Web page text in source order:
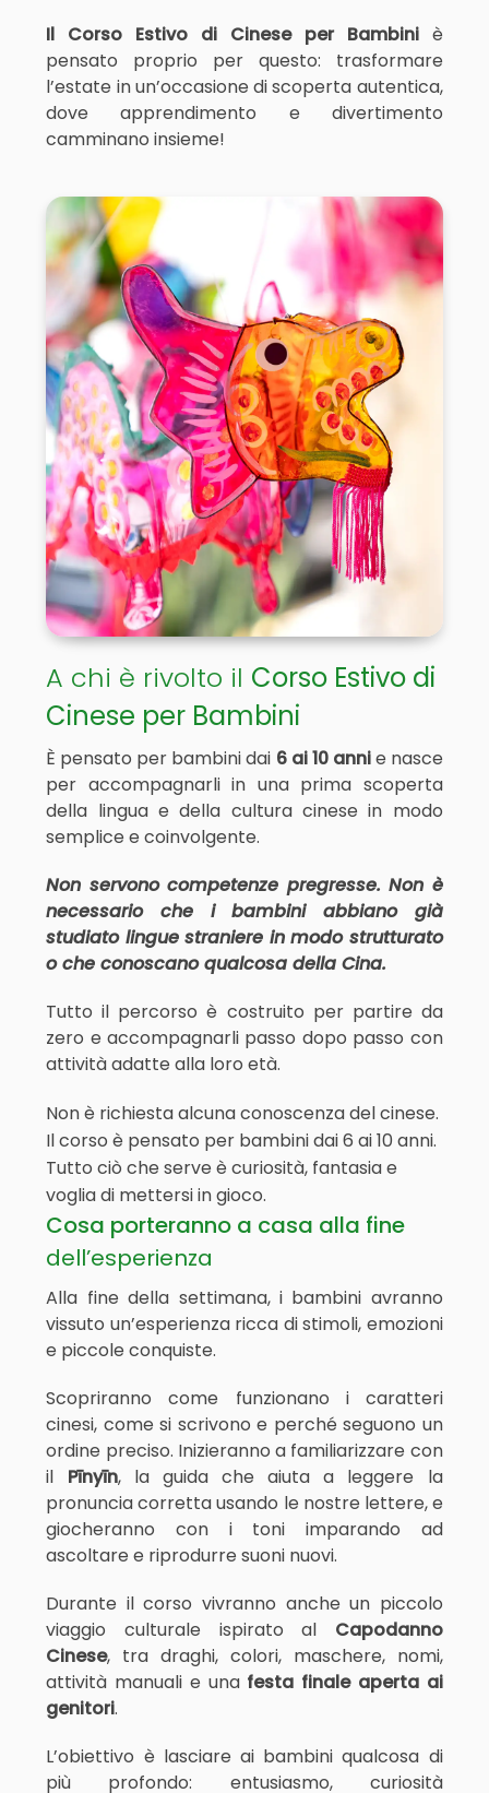
Il Corso Estivo di Cinese per Bambiniè
pensato proprio per questo: trasformare
l’estate in un’occasione di scoperta autentica,
dove apprendimento e divertimento
camminano insieme!
A chi è rivolto il Corso Estivo di
Cinese per Bambini
È pensato per bambini dai 6 ai 10 annie nasce
per accompagnarli in una prima scoperta
della lingua e della cultura cinese in modo
semplice e coinvolgente.
Non servono competenze pregresse. Non è
necessario che i bambini abbiano già
studiato lingue straniere in modo strutturato
o che conoscano qualcosa della Cina.
Tutto il percorso è costruito per partire da
zero e accompagnarli passo dopo passo con
attività adatte alla loro età.
Non è richiesta alcuna conoscenza del cinese.
Il corso è pensato per bambini dai 6 ai 10 anni.
Tutto ciò che serve è curiosità, fantasia e
voglia di mettersi in gioco.
Cosa porteranno a casa alla fine
dell’esperienza
Alla fine della settimana, i bambini avranno
vissuto un’esperienza ricca di stimoli, emozioni
e piccole conquiste.
Scopriranno come funzionano i caratteri
cinesi, come si scrivono e perché seguono un
ordine preciso. Inizieranno a familiarizzare con
il Pīnyīn, la guida che aiuta a leggere la
pronuncia corretta usando le nostre lettere, e
giocheranno con i toni imparando ad
ascoltare e riprodurre suoni nuovi.
Durante il corso vivranno anche un piccolo
viaggio culturale ispirato al Capodanno
Cinese, tra draghi, colori, maschere, nomi,
attività manuali e una festa finale aperta ai
genitori.
L’obiettivo è lasciare ai bambini qualcosa di
più profondo: entusiasmo, curiosità